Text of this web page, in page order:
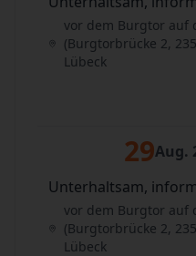
vor dem Burgtor auf
(Burgtorbrücke 2,
Lübeck
29Aug.
Unterhaltsam,
vor dem Burgtor auf
(Burgtorbrücke 2,
Lübeck